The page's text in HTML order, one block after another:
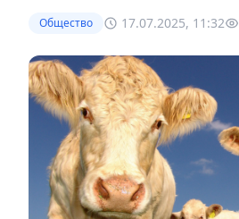
Общество 17.07.2025, 11:32